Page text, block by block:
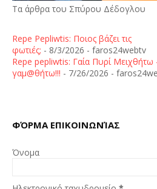
Τα άρθρα του Σπύρου Δέδογλου
Repe Pepliwtis: Ποιος βάζει τις
φωτιές; - 8/3/2026 - faros24webtv
Repe pepliwtis: Γαία Πυρί Μειχθήτω
γαμ@θήτω!!! - 7/26/2026 -
ΦΌΡΜΑ ΕΠΙΚΟΙΝΩΝΊΑΣ
Όνομα